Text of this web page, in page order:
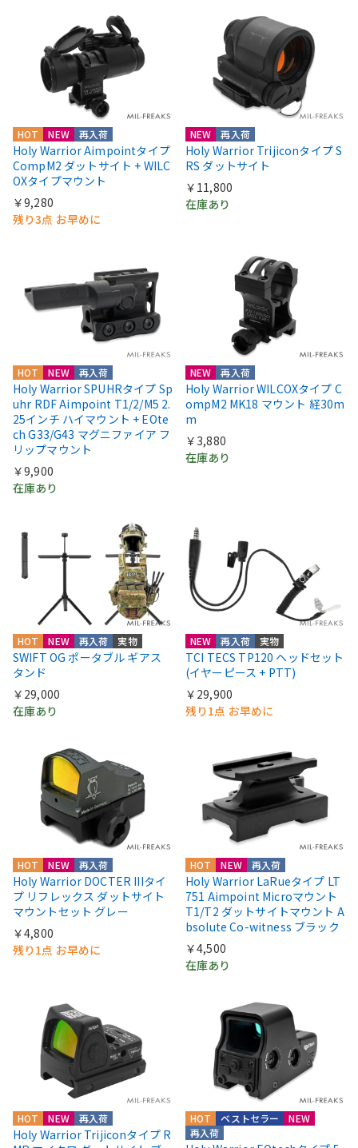
HOT NEW 再入荷
Holy Warrior Aimpointタイプ
CompM2 ダットサイト + WILC
OXタイプマウント
￥9,280
残り3点 お早めに
NEW 再入荷
Holy Warrior Trijiconタイプ S
RS ダットサイト
￥11,800
在庫あり
HOT NEW 再入荷
Holy Warrior SPUHRタイプ Sp
uhr RDF Aimpoint T1/2/M5 2.
25インチ ハイマウント + EOte
ch G33/G43 マグニファイア フ
リップマウント
￥9,900
在庫あり
NEW 再入荷
Holy Warrior WILCOXタイプ C
ompM2 MK18 マウント 経30m
m
￥3,880
在庫あり
HOT NEW 再入荷 実物
SWIFT OG ポータブル ギアス
タンド
￥29,000
在庫あり
NEW 再入荷 実物
TCI TECS TP120 ヘッドセット
(イヤーピース + PTT)
￥29,900
残り1点 お早めに
HOT NEW 再入荷
Holy Warrior DOCTER IIIタイ
プ リフレックス ダットサイト
マウントセット グレー
￥4,800
残り1点 お早めに
HOT NEW 再入荷
Holy Warrior LaRueタイプ LT
751 Aimpoint Microマウント
T1/T2 ダットサイトマウント A
bsolute Co-witness ブラック
￥4,500
在庫あり
HOT NEW 再入荷
Holy Warrior Trijiconタイプ R
HOT
NEW
再入荷
ベストセラー